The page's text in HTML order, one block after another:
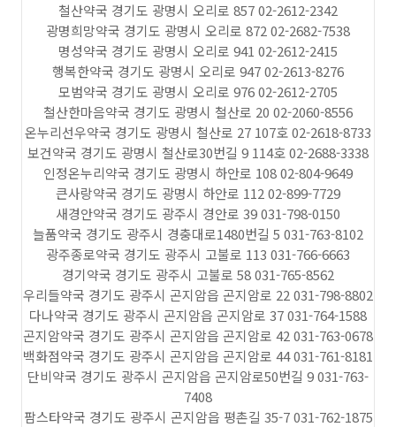
철산약국 경기도 광명시 오리로 857 02-2612-2342
광명희망약국 경기도 광명시 오리로 872 02-2682-7538
명성약국 경기도 광명시 오리로 941 02-2612-2415
행복한약국 경기도 광명시 오리로 947 02-2613-8276
모범약국 경기도 광명시 오리로 976 02-2612-2705
철산한마음약국 경기도 광명시 철산로 20 02-2060-8556
온누리선우약국 경기도 광명시 철산로 27 107호 02-2618-8733
보건약국 경기도 광명시 철산로30번길 9 114호 02-2688-3338
인정온누리약국 경기도 광명시 하안로 108 02-804-9649
큰사랑약국 경기도 광명시 하안로 112 02-899-7729
새경안약국 경기도 광주시 경안로 39 031-798-0150
늘품약국 경기도 광주시 경충대로1480번길 5 031-763-8102
광주종로약국 경기도 광주시 고불로 113 031-766-6663
경기약국 경기도 광주시 고불로 58 031-765-8562
우리들약국 경기도 광주시 곤지암읍 곤지암로 22 031-798-8802
다나약국 경기도 광주시 곤지암읍 곤지암로 37 031-764-1588
곤지암약국 경기도 광주시 곤지암읍 곤지암로 42 031-763-0678
백화점약국 경기도 광주시 곤지암읍 곤지암로 44 031-761-8181
단비약국 경기도 광주시 곤지암읍 곤지암로50번길 9 031-763-
7408
팜스타약국 경기도 광주시 곤지암읍 평촌길 35-7 031-762-1875